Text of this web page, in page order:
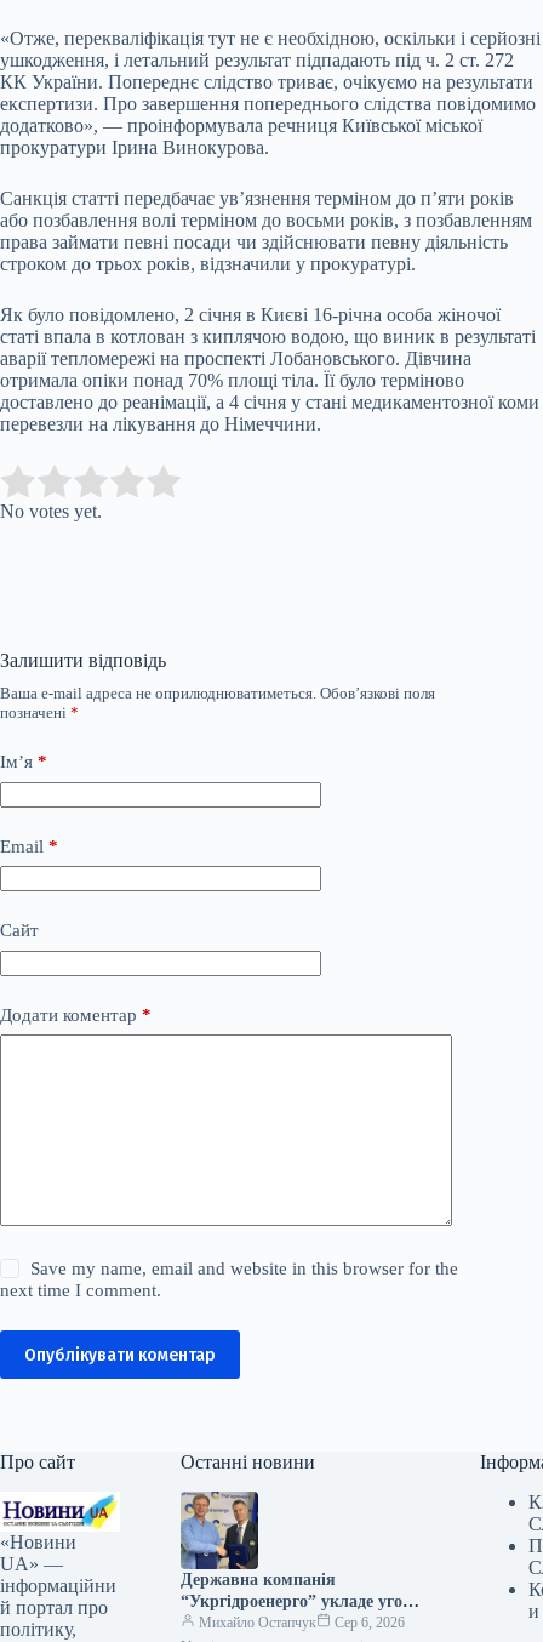
«Отже, перекваліфікація тут не є необхідною, оскільки і серйозні
ушкодження, і летальний результат підпадають під ч. 2 ст. 272
КК України. Попереднє слідство триває, очікуємо на результати
експертизи. Про завершення попереднього слідства повідомимо
додатково», — проінформувала речниця Київської міської
прокуратури Ірина Винокурова.
Санкція статті передбачає ув’язнення терміном до п’яти років
або позбавлення волі терміном до восьми років, з позбавленням
права займати певні посади чи здійснювати певну діяльність
строком до трьох років, відзначили у прокуратурі.
Як було повідомлено, 2 січня в Києві 16-річна особа жіночої
статі впала в котлован з киплячою водою, що виник в результаті
аварії тепломережі на проспекті Лобановського. Дівчина
отримала опіки понад 70% площі тіла. Її було терміново
доставлено до реанімації, а 4 січня у стані медикаментозної коми
перевезли на лікування до Німеччини.
Rate this item:
No votes yet.
Залишити відповідь
Ваша e-mail адреса не оприлюднюватиметься. Обов’язкові поля
позначені *
Ім’я *
Email *
Сайт
Додати коментар *
Save my name, email and website in this browser for the
next time I comment.
Опублікувати коментар
Про сайт
«Новини
UA» —
інформаційни
й портал про
політику,
Останні новини
Державна компанія
“Укргідроенерго” укладе угоду
про співпрацю з
Михайло Остапчук
Сер 6, 2026
и